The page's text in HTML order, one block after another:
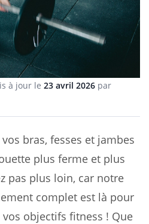
à jour le 23 avril 2026 par
bras, fesses et jambes
plus ferme et plus
pas plus loin, car notre
complet est là pour
objectifs fitness ! Que